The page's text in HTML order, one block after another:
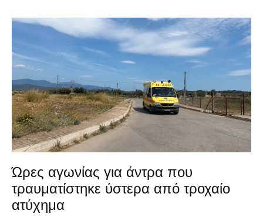
Ώρες αγωνίας για άντρα που
τραυματίστηκε ύστερα από τροχαίο
ατύχημα